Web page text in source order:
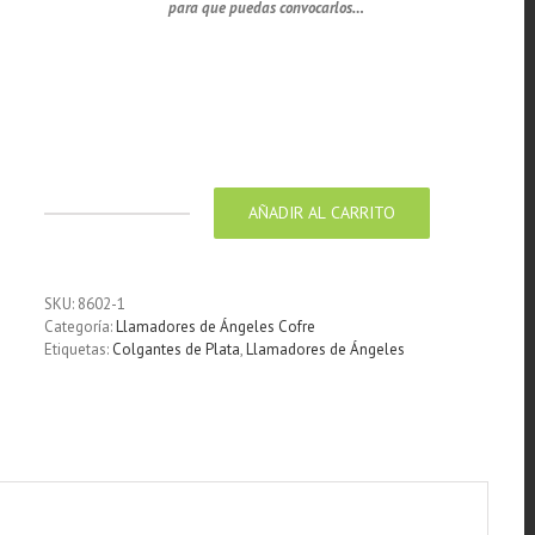
para que puedas convocarlos…
plata
labrada
en
AÑADIR AL CARRITO
SKU: 8602-1
Categoría:Llamadores de Ángeles Cofre
Etiquetas: Colgantes de Plata,Llamadores de Ángeles